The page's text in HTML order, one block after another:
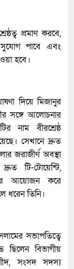
প্রমাণ করবে,
সুযোগ পাবে এবং
হবে।
দিয়ে মিজানুর
সঙ্গে আলোচনার
নাম বীরশ্রেষ্ঠ
সেখানে দ্রুত
জরাজীর্ণ অবস্থা
টি-টোয়েন্টি,
আয়োজন করে
ধরেন তিনি।
সভাপতিত্বে
ছিলেন বিভাগীয়
সংসদ সদস্য